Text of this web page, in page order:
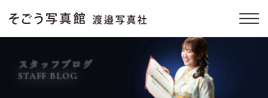
スタッフブログ
STAFF BLOG